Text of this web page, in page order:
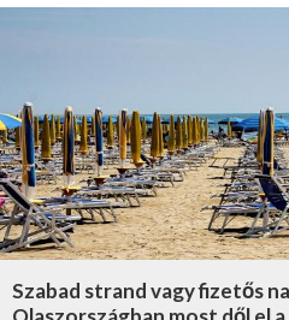
Szabad strand vagy fizetős